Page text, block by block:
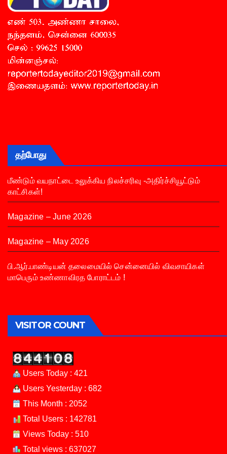
தற்போது
மீண்டும் வயநாட்டை உலுக்கிய நிலச்சரிவு -அதிர்ச்சியூட்டும்
காட்சிகள்!
Magazine – June 2026
Magazine – May 2026
பி.ஆர்.பாண்டியன் தலைமையில் சென்னையில் விவசாயிகள்
மாபெரும் உண்ணாவிரத போராட்டம் !
VISITOR COUNT
Users Today : 421
Users Yesterday : 682
This Month : 2052
Total Users : 142781
Views Today : 510
Total views : 637027